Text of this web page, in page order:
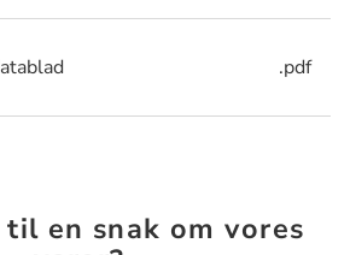
.pdf
en snak om vores